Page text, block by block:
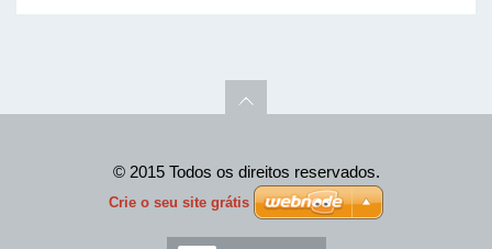
© 2015 Todos os direitos reservados.
Crie o seu site grátis